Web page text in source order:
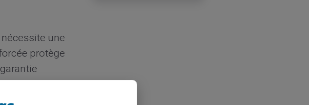
une
protège